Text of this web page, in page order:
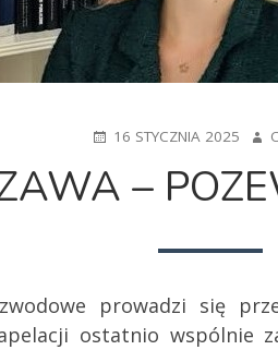
POSTED
16 STYCZNIA 2025
–
prowadzi się
ostatnio wspólnie